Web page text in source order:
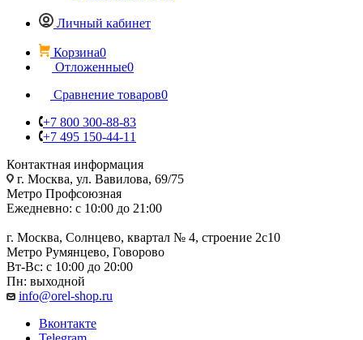
Личный кабинет
Корзина0
Отложенные0
Сравнение товаров0
+7 800 300-88-83
+7 495 150-44-11
Контактная информация
г. Москва, ул. Вавилова, 69/75
Метро Профсоюзная
Ежедневно: с 10:00 до 21:00
г. Москва, Солнцево, квартал № 4, строение 2с10
Метро Румянцево, Говорово
Вт-Вс: с 10:00 до 20:00
Пн: выходной
info@orel-shop.ru
Вконтакте